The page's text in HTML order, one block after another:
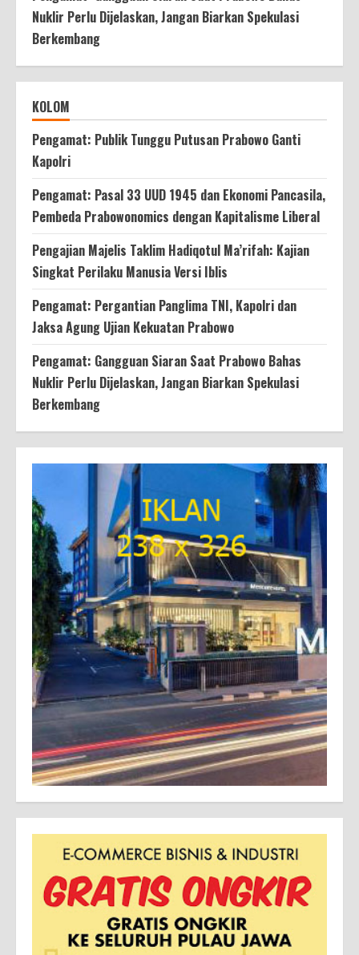
Nuklir Perlu Dijelaskan, Jangan Biarkan Spekulasi
Berkembang
KOLOM
Pengamat: Publik Tunggu Putusan Prabowo Ganti
Kapolri
Pengamat: Pasal 33 UUD 1945 dan Ekonomi Pancasila,
Pembeda Prabowonomics dengan Kapitalisme Liberal
Pengajian Majelis Taklim Hadiqotul Ma’rifah: Kajian
Singkat Perilaku Manusia Versi Iblis
Pengamat: Pergantian Panglima TNI, Kapolri dan
Jaksa Agung Ujian Kekuatan Prabowo
Pengamat: Gangguan Siaran Saat Prabowo Bahas
Nuklir Perlu Dijelaskan, Jangan Biarkan Spekulasi
Berkembang